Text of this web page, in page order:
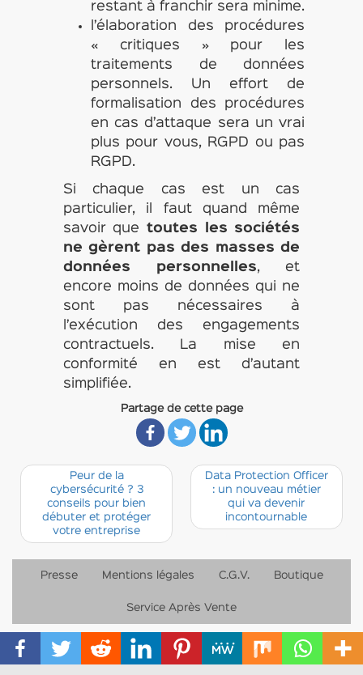
restant à franchir sera minime.
l’élaboration des procédures
« critiques » pour les
traitements de données
personnels. Un effort de
formalisation des procédures
en cas d’attaque sera un vrai
plus pour vous, RGPD ou pas
RGPD.
Si chaque cas est un cas
particulier, il faut quand même
savoir que toutes les sociétés
ne gèrent pas des masses de
données personnelles, et
encore moins de données qui ne
sont pas nécessaires à
l’exécution des engagements
contractuels. La mise en
conformité en est d’autant
simplifiée.
Partage de cette page
Peur de la
cybersécurité ? 3
conseils pour bien
débuter et protéger
votre entreprise
Data Protection Officer
: un nouveau métier
qui va devenir
incontournable
Presse Mentions légales C.G.V. Boutique
Service Après Vente
Français English( Anglais)